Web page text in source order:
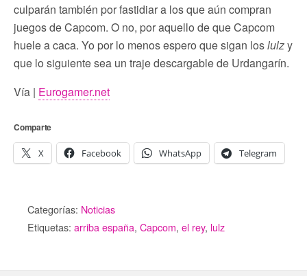
culparán también por fastidiar a los que aún compran
juegos de Capcom. O no, por aquello de que Capcom
huele a caca. Yo por lo menos espero que sigan loslulzy
que lo siguiente sea un traje descargable de Urdangarín.
Vía | Eurogamer.net
Comparte
X Facebook WhatsApp Telegram
Categorías: Noticias
Etiquetas: arriba españa, Capcom, el rey, lulz